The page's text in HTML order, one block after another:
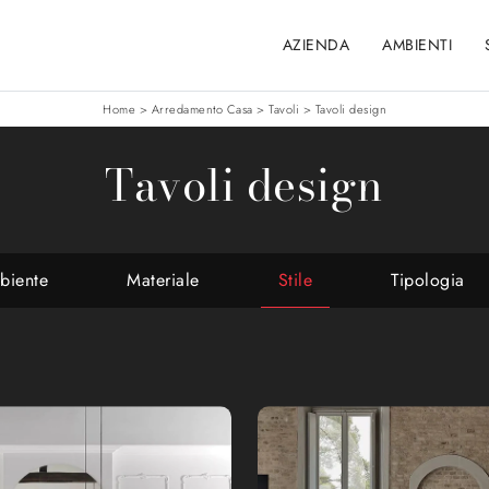
AZIENDA AMBIENTI
Home > Arredamento Casa > Tavoli > Tavoli design
Tavoli design
Materiale Stile Tipologia